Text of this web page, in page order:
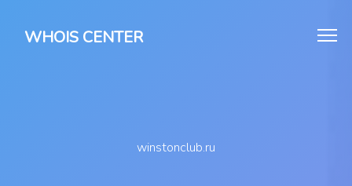
WHOIS CENTER
winstonclub.ru